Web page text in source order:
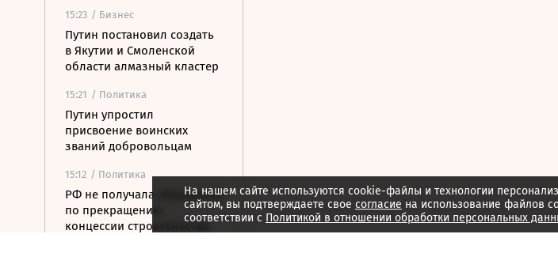
15:23 / Бизнес
Путин постановил создать
в Якутии и Смоленской
области алмазный кластер
15:21 / Политика
Путин упростил
присвоение воинских
званий добровольцам
15:12 / Политика
РФ не получала обращений
по прекращению
концессии строительства
На нашем сайте используются cookie-файлы и технологии
сайтом, вы подтверждаете свое согласие на использование файлов
соответствии с Политикой в отношении обработки персональных